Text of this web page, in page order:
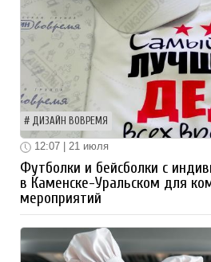
ДИЗАЙН ВОВРЕМЯ
12:07 | 21 июля
Футболки и бейсболки с
в Каменске-Уральском для
мероприятий